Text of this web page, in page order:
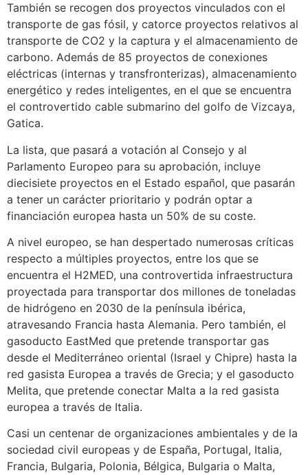
También se recogen dos proyectos vinculados con el
transporte de gas fósil, y catorce proyectos relativos al
transporte de CO2 y la captura y el almacenamiento de
carbono. Además de 85 proyectos de conexiones
eléctricas (internas y transfronterizas), almacenamiento
energético y redes inteligentes, en el que se encuentra
el controvertido cable submarino del golfo de Vizcaya,
Gatica.
La lista, que pasará a votación al Consejo y al
Parlamento Europeo para su aprobación, incluye
diecisiete proyectos en el Estado español, que pasarán
a tener un carácter prioritario y podrán optar a
financiación europea hasta un 50% de su coste.
A nivel europeo, se han despertado numerosas críticas
respecto a múltiples proyectos, entre los que se
encuentra el H2MED, una controvertida infraestructura
proyectada para transportar dos millones de toneladas
de hidrógeno en 2030 de la península ibérica,
atravesando Francia hasta Alemania. Pero también, el
gasoducto EastMed que pretende transportar gas
desde el Mediterráneo oriental (Israel y Chipre) hasta la
red gasista Europea a través de Grecia; y el gasoducto
Melita, que pretende conectar Malta a la red gasista
europea a través de Italia.
Casi un centenar de organizaciones ambientales y de la
sociedad civil europeas y de España, Portugal, Italia,
Francia, Bulgaria, Polonia, Bélgica, Bulgaria o Malta,